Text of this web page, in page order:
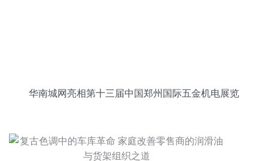
华南城网亮相第十三届中国郑州国际五金机电展览